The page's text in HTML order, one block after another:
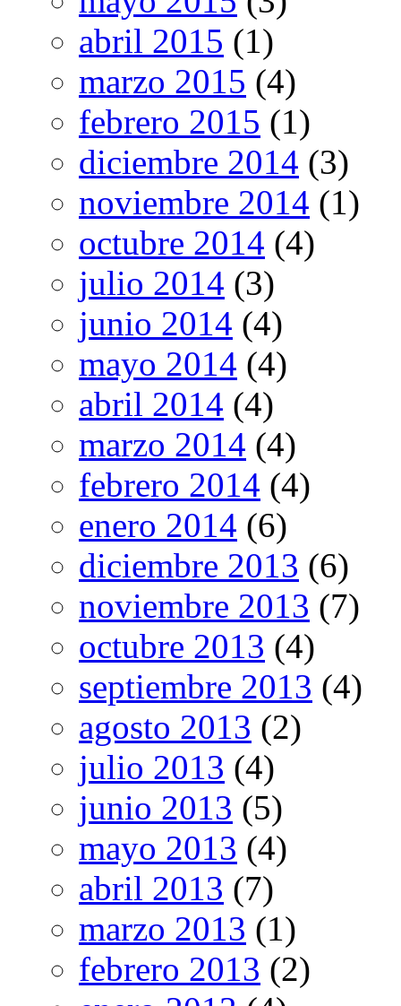
abril 2015 (1)
marzo 2015 (4)
febrero 2015 (1)
diciembre 2014 (3)
noviembre 2014 (1)
octubre 2014 (4)
julio 2014 (3)
junio 2014 (4)
mayo 2014 (4)
abril 2014 (4)
marzo 2014 (4)
febrero 2014 (4)
enero 2014 (6)
diciembre 2013 (6)
noviembre 2013 (7)
octubre 2013 (4)
septiembre 2013 (4)
agosto 2013 (2)
julio 2013 (4)
junio 2013 (5)
mayo 2013 (4)
abril 2013 (7)
marzo 2013 (1)
febrero 2013 (2)